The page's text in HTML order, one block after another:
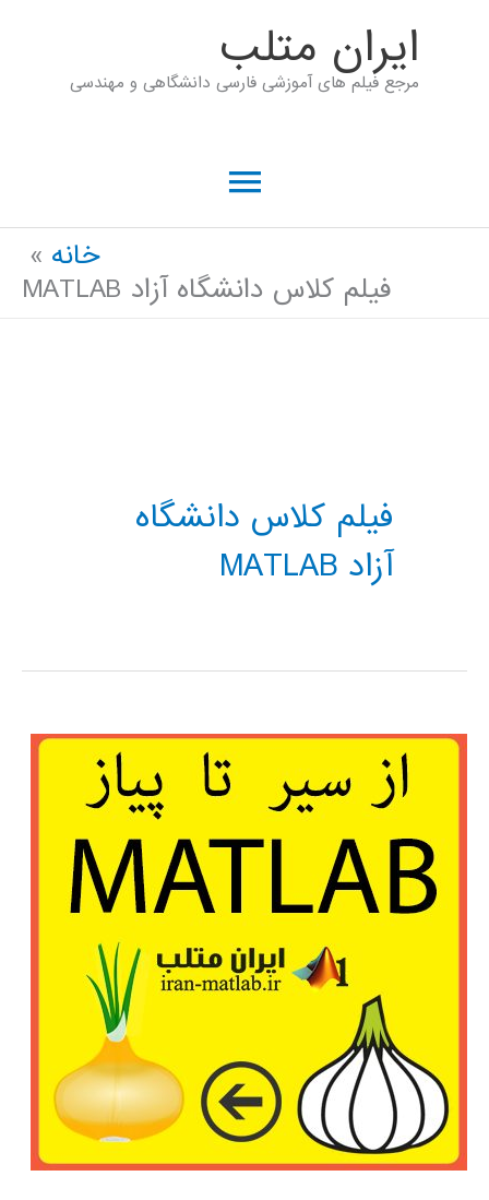
ايران متلب
مرجع فیلم های آموزشی فارسی دانشگاهی و مهندسی
فهرست
خانه
فیلم کلاس دانشگاه آزاد MATLAB
فیلم کلاس دانشگاه
آزاد MATLAB